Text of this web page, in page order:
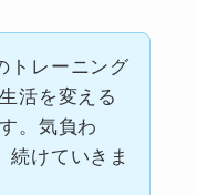
トレーニング
活を変える
。気負わ
続けていきま